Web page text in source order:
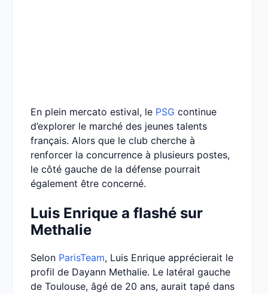
En plein mercato estival, le PSG continue
d’explorer le marché des jeunes talents
français. Alors que le club cherche à
renforcer la concurrence à plusieurs postes,
le côté gauche de la défense pourrait
également être concerné.
Luis Enrique a flashé sur
Methalie
Selon ParisTeam, Luis Enrique apprécierait le
profil de Dayann Methalie. Le latéral gauche
de Toulouse, âgé de 20 ans, aurait tapé dans